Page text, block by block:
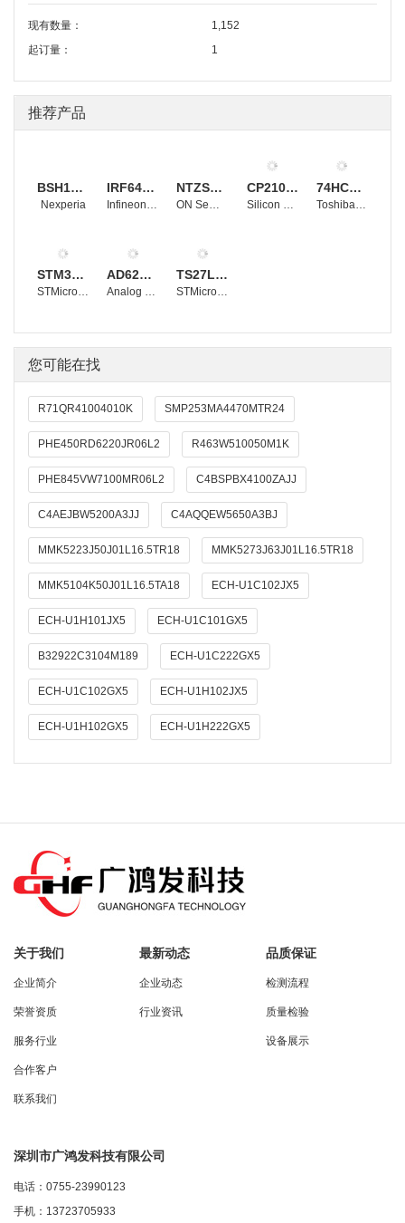
现有数量：
1,152
起订量：
1
推荐产品
BSH105,215
Nexperia
IRF640NSTRLPBF NTZS3151PT1G CP2102-GMR 74HC4053D
STM32F103RBT6
STMicroelectronics
AD620BRZ
Analog Devices, Inc.
TS27L2CDT
STMicroelectronics
您可能在找
R71QR41004010K SMP253MA4470MTR24
PHE450RD6220JR06L2 R463W510050M1K
PHE845VW7100MR06L2 C4BSPBX4100ZAJJ
C4AEJBW5200A3JJ C4AQQEW5650A3BJ
MMK5223J50J01L16.5TR18 MMK5273J63J01L16.5TR18
MMK5104K50J01L16.5TA18 ECH-U1C102JX5
ECH-U1H101JX5 ECH-U1C101GX5
B32922C3104M189 ECH-U1C222GX5
ECH-U1C102GX5 ECH-U1H102JX5
ECH-U1H102GX5 ECH-U1H222GX5
关于我们
企业简介
荣誉资质
服务行业
合作客户
联系我们
最新动态
企业动态
行业资讯
品质保证
检测流程
质量检验
设备展示
深圳市广鸿发科技有限公司
电话：0755-23990123
手机：13723705933